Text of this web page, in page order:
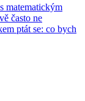
matematickým
často ne
ptát se: co bych